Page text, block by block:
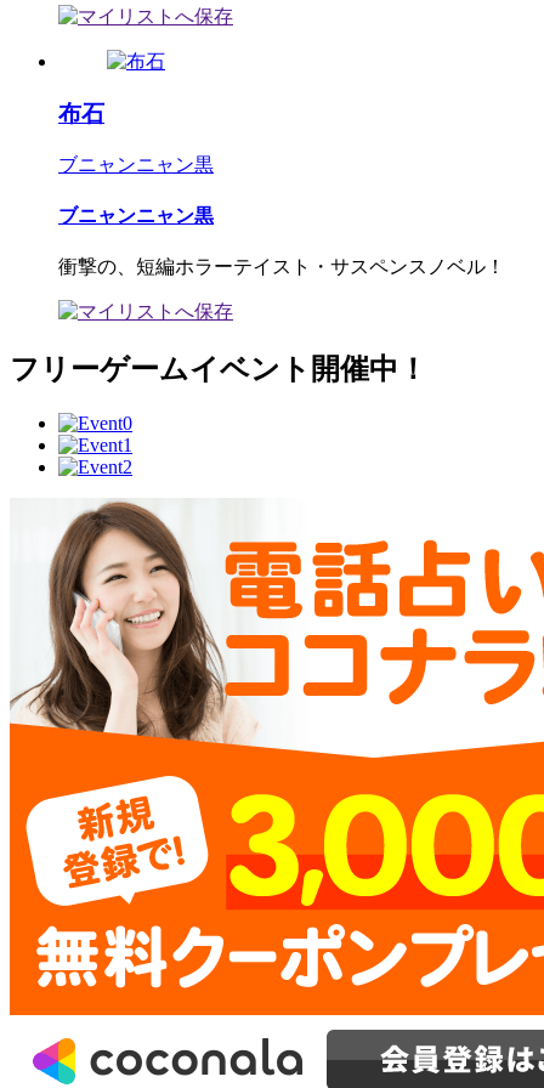
布石
ブニャンニャン黒
ブニャンニャン黒
衝撃の、短編ホラーテイスト・サスペンスノベル！
フリーゲームイベント開催中！